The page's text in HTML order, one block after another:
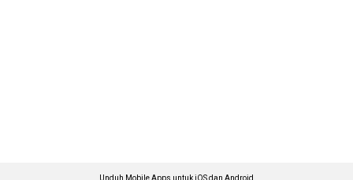
Unduh Mobile Apps untuk iOS dan Android